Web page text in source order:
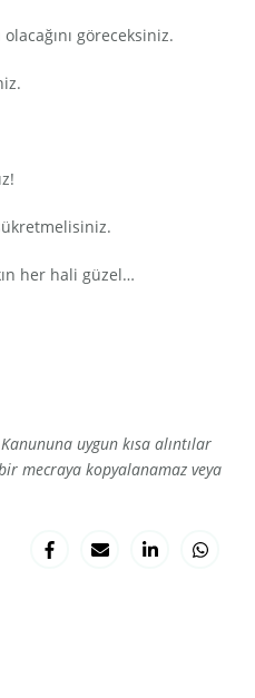
göreceksiniz.
her hali güzel…
uygun kısa alıntılar
mecraya kopyalanamaz veya